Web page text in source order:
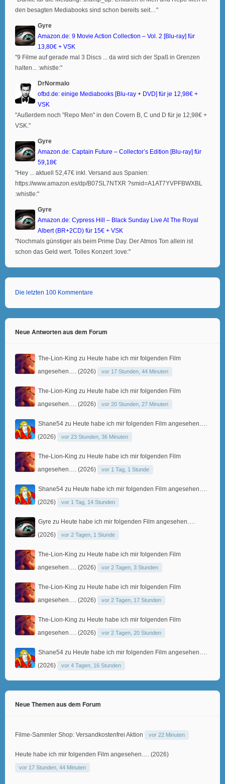
den besagten Mediabooks sind schon bereits seit…"
Gyre
Amazon.de: 9 Movie Action Collection – Vol. 2 [Blu-ray] für
13,80€ + VSK
"9 Filme auf gerade mal 3 Discs ... da wird sich der Spaß in Grenzen
halten... :whistle:"
DrNormalo
ofbd.de: einige Mediabooks [Blu-ray + DVD] für je 12,98€ +
VSK
"Außerdem noch "Repo Men" in den Covern B, C und D für je 12,98€ +
VSK."
Gyre
Amazon.de: Captain Future – Collector’s Edition [Blu-ray] für
59,18€
"Hey ... aktuell 52,47€ inkl. Versand aus Spanien:
https://www.amazon.es/dp/B07SL7NTXR ?smid=A1AT7YVPFBWXBL
:whistle:"
Gyre
Amazon.de: Cypress Hill – Black Sunday Live At The Royal
Albert (BR+2CD) für 15€ + VSK
"Nochmals günstiger als beim Prime Day. Der Atmos Ton allein ist
schon das Geld wert. Tolles Konzert :love:"
Die letzten 100 Kommentare
Neue Antworten aus dem Forum
The-Lion-King zu Heute habe ich mir folgenden Film
angesehen…. (2026)
vor 17 Stunden, 44 Minuten
The-Lion-King zu Heute habe ich mir folgenden Film
angesehen…. (2026)
vor 20 Stunden, 27 Minuten
Shane54 zu Heute habe ich mir folgenden Film angesehen….
(2026)
vor 23 Stunden, 36 Minuten
The-Lion-King zu Heute habe ich mir folgenden Film
angesehen…. (2026)
vor 1 Tag, 1 Stunde
Shane54 zu Heute habe ich mir folgenden Film angesehen….
(2026)
vor 1 Tag, 14 Stunden
Gyre zu Heute habe ich mir folgenden Film angesehen….
(2026)
vor 2 Tagen, 1 Stunde
The-Lion-King zu Heute habe ich mir folgenden Film
angesehen…. (2026)
vor 2 Tagen, 3 Stunden
The-Lion-King zu Heute habe ich mir folgenden Film
angesehen…. (2026)
vor 2 Tagen, 17 Stunden
The-Lion-King zu Heute habe ich mir folgenden Film
angesehen…. (2026)
vor 2 Tagen, 20 Stunden
Shane54 zu Heute habe ich mir folgenden Film angesehen….
(2026)
vor 4 Tagen, 16 Stunden
Neue Themen aus dem Forum
Filme-Sammler Shop: Versandkostenfrei Aktion vor 22 Minuten
Heute habe ich mir folgenden Film angesehen…. (2026)
vor 17 Stunden, 44 Minuten